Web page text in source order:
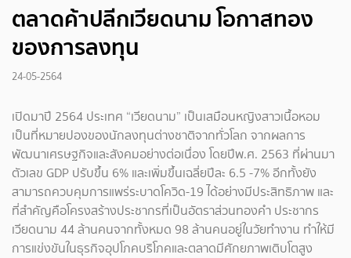
ตลาดค้าปลีกเวียดนาม โอกาสทอง
ของการลงทุน
24-05-2564
เปิดมาปี 2564 ประเทศ “เวียดนาม” เป็นเสมือนหญิงสาวเนื้อหอม
เป็นที่หมายปองของนักลงทุนต่างชาติจากทั่วโลก จากผลการ
พัฒนาเศรษฐกิจและสังคมอย่างต่อเนื่อง โดยปีพ.ศ. 2563 ที่ผ่านมา
ตัวเลข GDP ปรับขึ้น 6% และเพิ่มขึ้นเฉลี่ยปีละ 6.5 -7% อีกทั้งยัง
สามารถควบคุมการแพร่ระบาดโควิด-19 ได้อย่างมีประสิทธิภาพ และ
ที่สำคัญคือโครงสร้างประชากรที่เป็นอัตราส่วนทองคำ ประชากร
เวียดนาม 44 ล้านคนจากทั้งหมด 98 ล้านคนอยู่ในวัยทำงาน ทำให้มี
การแข่งขันในธุรกิจอุปโภคบริโภคและตลาดมีศักยภาพเติบโตสูง